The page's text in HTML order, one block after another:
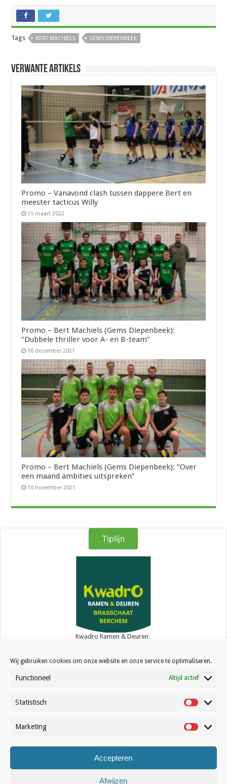
Wij gebruiken cookies om onze website en onze service te optimaliseren.
Functioneel Altijd actief
Statistisch Statistisch
Marketing
Accepteren
Afwijzen
Tags BERT MACHIELS GEMS DIEPENBEEK
Verwante artikels
Promo – Vanavond clash tussen dappere Bert en
meester tacticus Willy
11 maart 2022
Promo – Bert Machiels (Gems Diepenbeek):
“Dubbele thriller voor A- en B-team”
16 december 2021
Promo – Bert Machiels (Gems Diepenbeek): “Over
een maand ambities uitspreken”
10 november 2021
Tiplijn
Kwadro Ramen & Deuren
Over Volleynews